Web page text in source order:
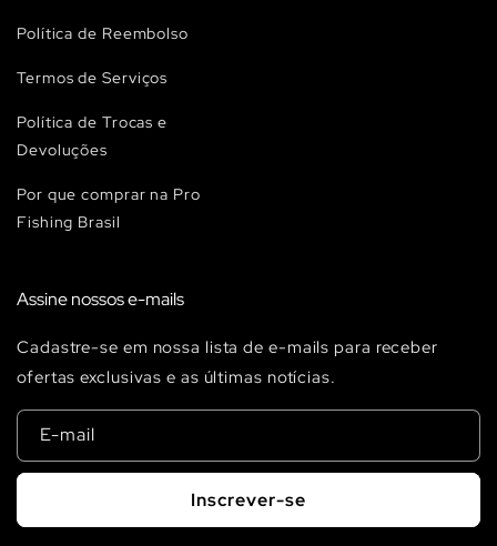
Política de Reembolso
Termos de Serviços
Política de Trocas e
Devoluções
Por que comprar na Pro
Fishing Brasil
Assine nossos e-mails
Cadastre-se em nossa lista de e-mails para receber
ofertas exclusivas e as últimas notícias.
E-mail
Inscrever-se